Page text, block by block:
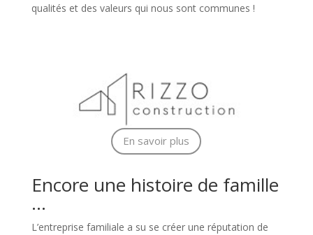
qualités et des valeurs qui nous sont communes !
En savoir plus
Encore une histoire de famille
…
L’entreprise familiale a su se créer une réputation de